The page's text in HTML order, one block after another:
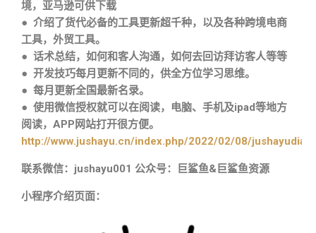
境，亚马逊可供下载
● 介绍了货代必备的工具更新超千种，以及各种跨境电商
工具，外贸工具。
● 话术总结，如何和客人沟通，如何去回访拜访客人等等
● 开发技巧每月更新不同的，供全方位学习思维。
● 每月更新全国最新名录。
● 使用微信授权就可以在阅读，电脑、手机及ipad等地方
阅读，APP网站打开很方便。
http://www.jushayu.cn/index.php/2022/02/08/
联系微信：jushayu001 公众号：巨鲨鱼&巨鲨鱼资源
小程序介绍页面：